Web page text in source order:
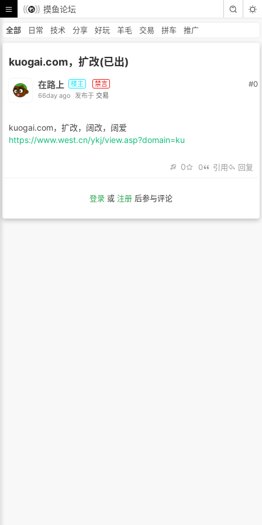
摸鱼论坛
全部 日常 技术 分享 好玩 羊毛 交易 拼车 推广
kuogai.com，扩改(已出)
在路上 楼主
禁言
66day ago
发布于 交易
#0
kuogai.com，扩改，阔改，阔爱
https://www.west.cn/ykj/view.asp?domain=ku
0 0 引用 回复
登录 或 注册 后参与评论